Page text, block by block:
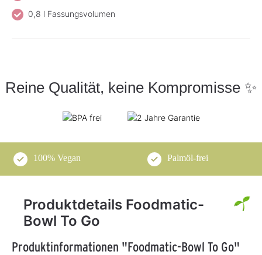
0,8 l Fassungsvolumen
Reine Qualität, keine Kompromisse ✨
100% Vegan Palmöl-frei
Produktdetails Foodmatic-
Bowl To Go
Produktinformationen "Foodmatic-Bowl To Go"